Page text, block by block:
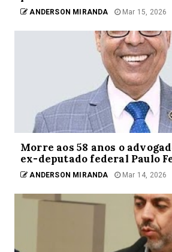
ANDERSON MIRANDA Mar 15, 2026
Morre aos 58 anos o
ex-deputado federal Paulo
ANDERSON MIRANDA Mar 14, 2026